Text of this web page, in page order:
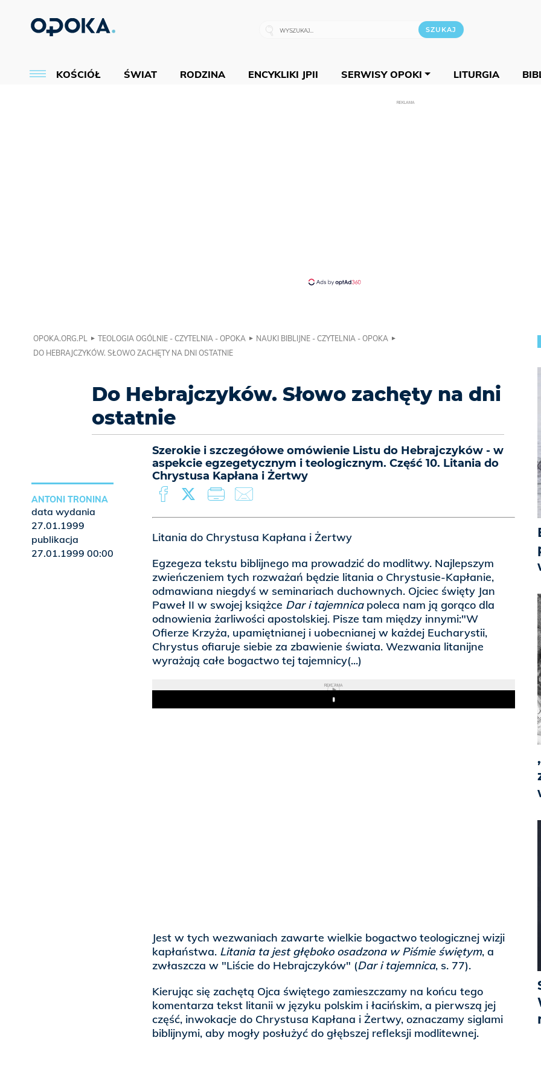
KOŚCIÓŁ ŚWIAT RODZINA ENCYKLIKI JPII SERWISY OPOKI LITURGIA
REKLAMA
OPOKA.ORG.PL TEOLOGIA OGÓLNIE - CZYTELNIA - OPOKA
NAUKI BIBLIJNE - CZYTELNIA - OPOKA
DO HEBRAJCZYKÓW. SŁOWO ZACHĘTY NA DNI OSTATNIE
Do Hebrajczyków. Słowo zachęty na dni
ostatnie
Szerokie i szczegółowe omówienie Listu do Hebrajczyków - w
aspekcie egzegetycznym i teologicznym. Część 10. Litania do
Chrystusa Kapłana i Żertwy
Litania do Chrystusa Kapłana i Żertwy
Egzegeza tekstu biblijnego ma prowadzić do modlitwy. Najlepszym
zwieńczeniem tych rozważań będzie litania o Chrystusie-Kapłanie,
odmawiana niegdyś w seminariach duchownych. Ojciec święty Jan
Paweł II w swojej książce Dar i tajemnicapoleca nam ją gorąco dla
odnowienia żarliwości apostolskiej. Pisze tam między innymi:"W
Ofierze Krzyża, upamiętnianej i uobecnianej w każdej Eucharystii,
Chrystus ofiaruje siebie za zbawienie świata. Wezwania litanijne
wyrażają całe bogactwo tej tajemnicy(...)
REKLAMA
Play
Jest w tych wezwaniach zawarte wielkie bogactwo teologicznej wizji
kapłaństwa. Litania ta jest głęboko osadzona w Piśmie świętym, a
zwłaszcza w "Liście do Hebrajczyków" (Dar i tajemnica, s. 77).
Kierując się zachętą Ojca świętego zamieszczamy na końcu tego
komentarza tekst litanii w języku polskim i łacińskim, a pierwszą jej
część, inwokacje do Chrystusa Kapłana i Żertwy, oznaczamy siglami
biblijnymi, aby mogły posłużyć do głębszej refleksji modlitewnej.
ANTONI TRONINA
data wydania
27.01.1999
publikacja
27.01.1999 00:00